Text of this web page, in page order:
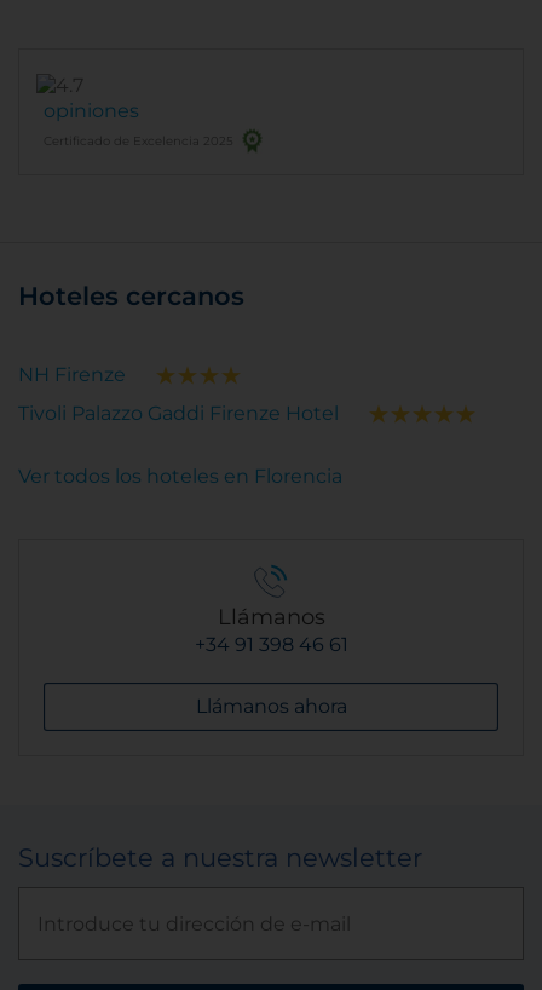
opiniones
Certificado de Excelencia 2025
Hoteles cercanos
NH Firenze
Tivoli Palazzo Gaddi Firenze Hotel
Ver todos los hoteles en Florencia
Llámanos
+34 91 398 46 61
Llámanos ahora
Suscríbete a nuestra newsletter